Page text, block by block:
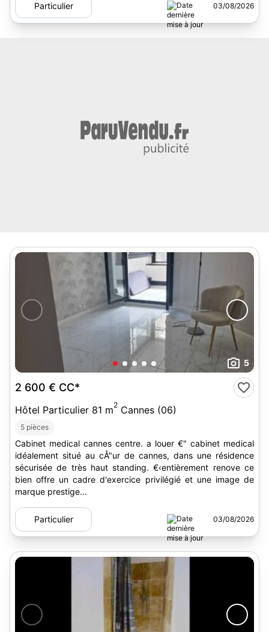
Particulier 03/08/2026
5
2 600 € CC*
Hôtel Particulier 81 m2 Cannes (06)
5 pièces
Cabinet medical cannes centre. a louer €" cabinet medical
idéalement situé au cÅ"ur de cannes, dans une résidence
sécurisée de très haut standing. €‹entièrement renove ce
bien offre un cadre d'exercice privilégié et une image de
marque prestige...
Particulier 03/08/2026